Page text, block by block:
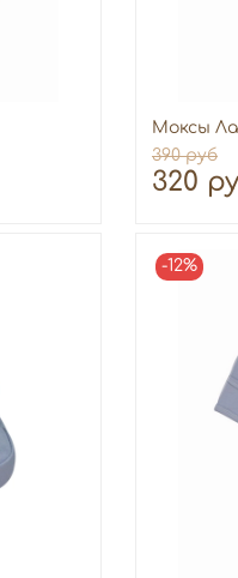
Моксы
390 руб
320
-12%